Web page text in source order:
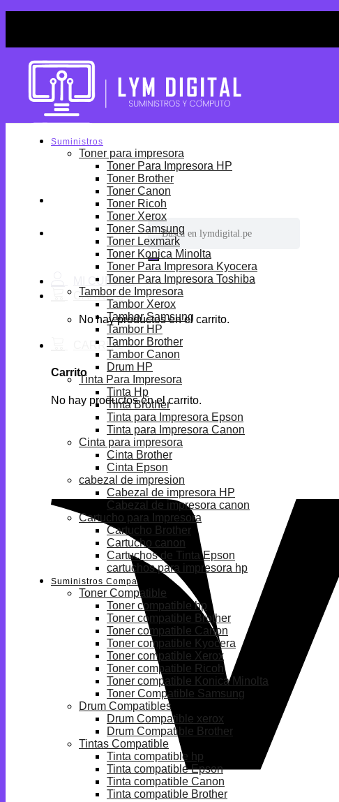
Buscar
por:
No hay productos en el carrito.
Carrito
No hay productos en el carrito.
Suministros
Toner para impresora
Toner Para Impresora HP
Toner Brother
Toner Canon
Toner Ricoh
Toner Xerox
Toner Samsung
Toner Lexmark
Toner Konica Minolta
Toner Para Impresora Kyocera
Toner Para Impresora Toshiba
Tambor de Impresora
Tambor Xerox
Tambor Samsung
Tambor HP
Tambor Brother
Tambor Canon
Drum HP
Tinta Para Impresora
Tinta Hp
Tinta Brother
Tinta para Impresora Epson
Tinta para Impresora Canon
Cinta para impresora
Cinta Brother
Cinta Epson
cabezal de impresion
Cabezal de impresora HP
Cabezal de impresora canon
Cartucho para Impresora
Cartucho Brother
Cartucho canon
Cartuchos de Tinta Epson
cartuchos para impresora hp
Suministros Compatibles
Toner Compatible
Toner compatible hp
Toner compatible Brother
Toner compatible Canon
Toner compatible Kyocera
Toner compatible Xerox
Toner compatible Ricoh
Toner compatible Konica Minolta
Toner Compatible Samsung
Drum Compatibles
Drum Compatible xerox
Drum Compatible Brother
Tintas Compatible
Tinta compatible hp
Tinta compatible Epson
Tinta compatible Canon
Tinta compatible Brother